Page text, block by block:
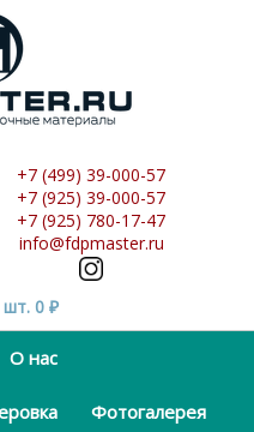
+7 (499) 39-000-57
+7 (925) 39-000-57
+7 (925) 780-17-47
info@fdpmaster.ru
шт. 0 ₽
О нас
Фотогалерея